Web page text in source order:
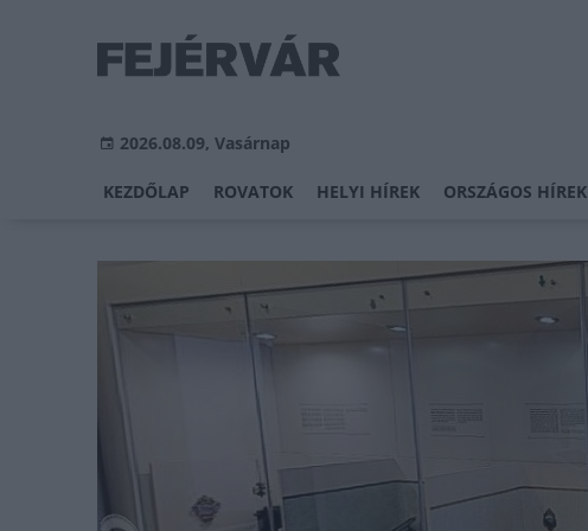
2026.08.09, Vasárnap
KEZDŐLAP ROVATOK HELYI HÍREK ORSZÁGOS HÍREK